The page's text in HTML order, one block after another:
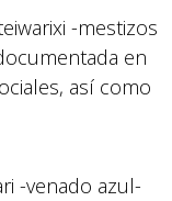
-mestizos
en
así como
-venado azul-